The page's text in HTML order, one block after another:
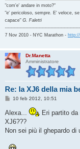
i
"com'e' andare in moto?"
"e' pericoloso, sempre. E' veloce,
capace" G. Faletti
7 Nov 2010 - NYC Marathon -
Dr.Manetta
Amministratore
Re: la XJ6 della mia
M
s
a
g
o
10 feb 2012, 10:51
Alexa...
Eri partito
XJ6???
Non sei più il ghepardo di